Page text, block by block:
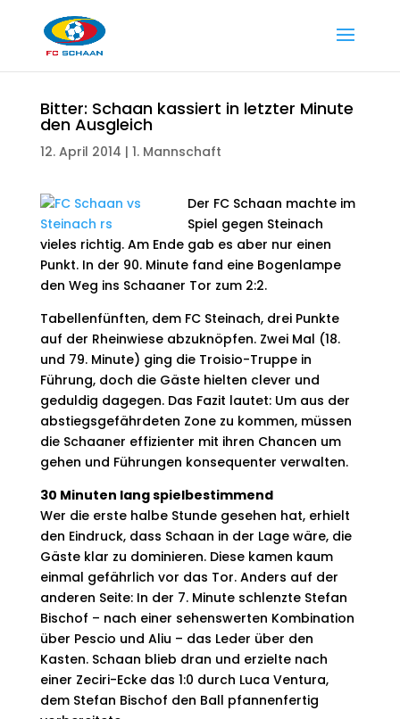
Bitter: Schaan kassiert in letzter Minute
den Ausgleich
12. April 2014 | 1. Mannschaft
Der FC Schaan machte im
Spiel gegen Steinach
vieles richtig. Am Ende gab es aber nur einen
Punkt. In der 90. Minute fand eine Bogenlampe
den Weg ins Schaaner Tor zum 2:2.
Tabellenfünften, dem FC Steinach, drei Punkte
auf der Rheinwiese abzuknöpfen. Zwei Mal (18.
und 79. Minute) ging die Troisio-Truppe in
Führung, doch die Gäste hielten clever und
geduldig dagegen. Das Fazit lautet: Um aus der
abstiegsgefährdeten Zone zu kommen, müssen
die Schaaner effizienter mit ihren Chancen um
gehen und Führungen konsequenter verwalten.
30 Minuten lang spielbestimmend
Wer die erste halbe Stunde gesehen hat, erhielt
den Eindruck, dass Schaan in der Lage wäre, die
Gäste klar zu dominieren. Diese kamen kaum
einmal gefährlich vor das Tor. Anders auf der
anderen Seite: In der 7. Minute schlenzte Stefan
Bischof – nach einer sehenswerten Kombination
über Pescio und Aliu – das Leder über den
Kasten. Schaan blieb dran und erzielte nach
einer Zeciri-Ecke das 1:0 durch Luca Ventura,
dem Stefan Bischof den Ball pfannenfertig